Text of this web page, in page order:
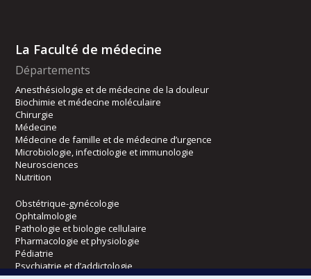
La Faculté de médecine
Départements
Anesthésiologie et de médecine de la douleur
Biochimie et médecine moléculaire
Chirurgie
Médecine
Médecine de famille et de médecine d’urgence
Microbiologie, infectiologie et immunologie
Neurosciences
Nutrition
Obstétrique-gynécologie
Ophtalmologie
Pathologie et biologie cellulaire
Pharmacologie et physiologie
Pédiatrie
Psychiatrie et d’addictologie